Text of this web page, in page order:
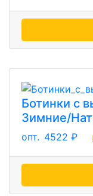
Ботинки с
Зимние/
опт. 4522 ₽